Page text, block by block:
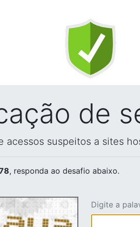
de
acessos suspeitos a sites
, responda ao desafio abaixo.
Digite a